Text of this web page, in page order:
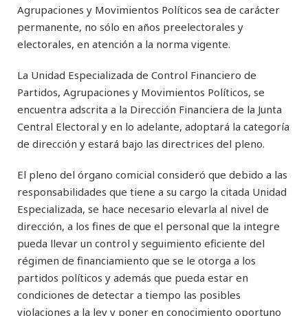
Agrupaciones y Movimientos Políticos sea de carácter
permanente, no sólo en años preelectorales y
electorales, en atención a la norma vigente.
La Unidad Especializada de Control Financiero de
Partidos, Agrupaciones y Movimientos Políticos, se
encuentra adscrita a la Dirección Financiera de la Junta
Central Electoral y en lo adelante, adoptará la categoría
de dirección y estará bajo las directrices del pleno.
El pleno del órgano comicial consideró que debido a las
responsabilidades que tiene a su cargo la citada Unidad
Especializada, se hace necesario elevarla al nivel de
dirección, a los fines de que el personal que la integre
pueda llevar un control y seguimiento eficiente del
régimen de financiamiento que se le otorga a los
partidos políticos y además que pueda estar en
condiciones de detectar a tiempo las posibles
violaciones a la ley y poner en conocimiento oportuno